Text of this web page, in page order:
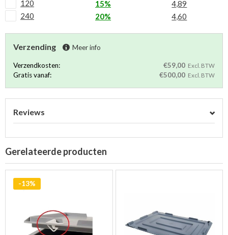
120
15%
4,89
240
20% 4,60
Verzending Meer info
Verzendkosten: €59,00 Excl. BTW
Gratis vanaf: €500,00 Excl. BTW
Reviews
Gerelateerde producten
-13%